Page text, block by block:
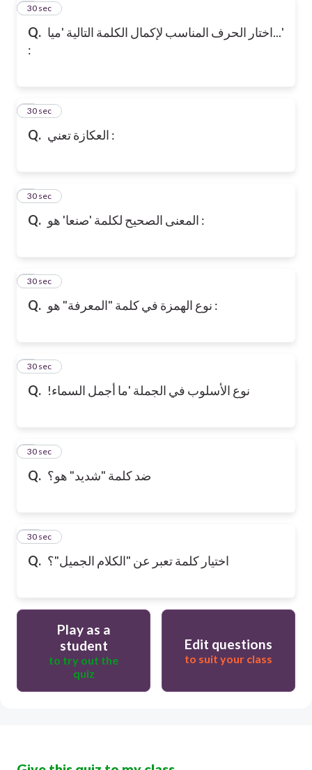
Q. اختار الحرف المناسب لإكمال الكلمة التالية 'ميا...'
:
4
30 sec
Q. العكازة تعني :
5
30 sec
Q. المعنى الصحيح لكلمة 'صنعا' هو :
6
30 sec
Q. نوع الهمزة في كلمة "المعرفة" هو :
7
30 sec
Q. !نوع الأسلوب في الجملة 'ما أجمل السماء
8
30 sec
Q. ضد كلمة "شديد" هو؟
9
30 sec
Q. اختيار كلمة تعبر عن "الكلام الجميل"؟
10
30 sec
Play as a
student
to try out the
quiz
Edit questions
to suit your class